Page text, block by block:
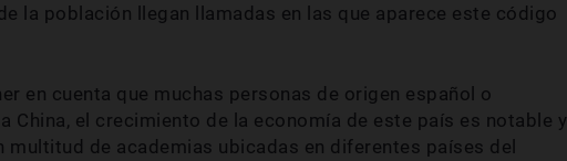
la población llegan llamadas en las que aparece este código
en cuenta que muchas personas de origen español o
China, el crecimiento de la economía de este país es notable y
multitud de academias ubicadas en diferentes países del